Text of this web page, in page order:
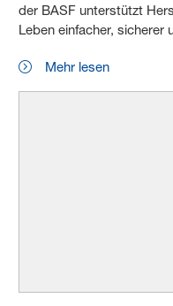
der BASF unterstützt
Leben einfacher, sicherer
Mehr lesen